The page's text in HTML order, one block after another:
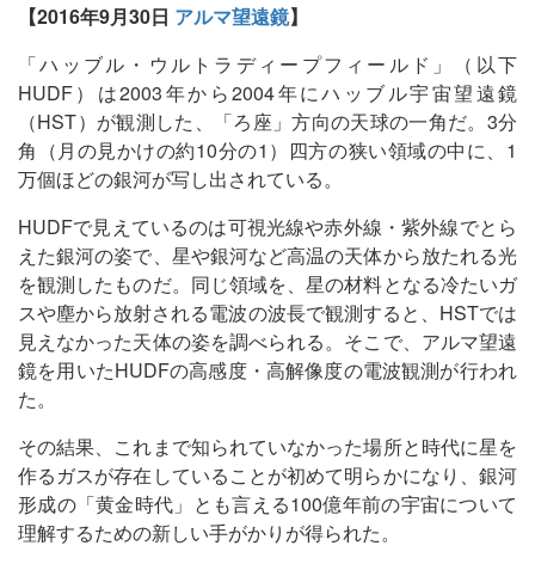
【2016年9月30日 アルマ望遠鏡】
「ハッブル・ウルトラディープフィールド」（以下
HUDF）は2003年から2004年にハッブル宇宙望遠鏡
（HST）が観測した、「ろ座」方向の天球の一角だ。3分
角（月の見かけの約10分の1）四方の狭い領域の中に、1
万個ほどの銀河が写し出されている。
HUDFで見えているのは可視光線や赤外線・紫外線でとら
えた銀河の姿で、星や銀河など高温の天体から放たれる光
を観測したものだ。同じ領域を、星の材料となる冷たいガ
スや塵から放射される電波の波長で観測すると、HSTでは
見えなかった天体の姿を調べられる。そこで、アルマ望遠
鏡を用いたHUDFの高感度・高解像度の電波観測が行われ
た。
その結果、これまで知られていなかった場所と時代に星を
作るガスが存在していることが初めて明らかになり、銀河
形成の「黄金時代」とも言える100億年前の宇宙について
理解するための新しい手がかりが得られた。